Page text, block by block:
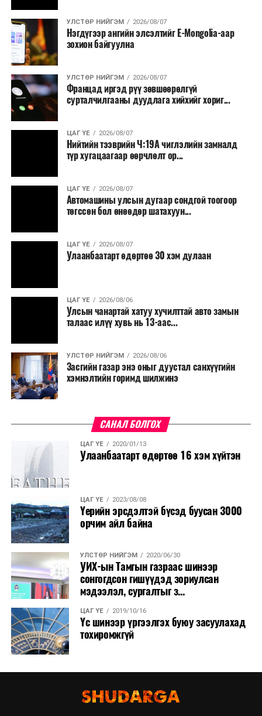
Хуулиар заавал мэдээлэхээс бусад кино,
контент, хэвлэлийн зардал;
Заавал олгохоос бусад тэтгэмж, урамшуулал.
Санхүүгийн хэмнэлтийн горимыг 2026 оны
арванхоёрдугаар сарын 31 хүртэл мөрдөнө. Харин
эрүүл мэндийн салбар уг хэмнэлтийн горимд
хамрагдахгүй бөгөөд цэцэрлэг, сургуулийн хүүхдийн
эрт илрүүлэг, вакцинжуулалт, томуу, томуу төст
өвчний эсрэг арга хэмжээ зэрэг зайлшгүй
үргэлжилнэ гэж Ерөнхий сайд Н.Учрал онцоллоо.
Мөн бүх шатны төсвийн ерөнхийлөн захирагч нарт
салбар бүрдээ урсгал зардлыг 20 хувиар бууруулах,
нөхөн томилгоо хийхгүй байх, аялал, амралт, зугаалга,
хамт олны урлаг, спортын арга хэмжээг зохион
байгуулахгүй байх, төрийн албанд шинэ орон тоо бий
сургалтыг цахим хэлбэрт шилжүүлэх, төрийн албан
хаагчдыг зарим өдрүүдэд цахимаар ажиллуулах арга
хэмжээг үргэлжлүүлэхийг үүрэг болголоо.
Төсвийн сахилга бат сайжирч, эдийн засгийн нөхцөл
байдал хэвийн болсон тохиолдолд эдгээр
хязгаарлалтыг үе шаттайгаар сулруулах юм.
УЛСТӨР НИЙГЭМ 2026/08/07
Нэгдүгээр ангийн элсэлтийг E-Mongolia-аар
зохион байгуулна
УЛСТӨР НИЙГЭМ 2026/08/07
Францад иргэд рүү зөвшөөрөлгүй
сурталчилгааны дуудлага хийхийг хориг...
ЦАГ ҮЕ 2026/08/07
Нийтийн тээврийн Ч:19А чиглэлийн замналд
түр хугацаагаар өөрчлөлт ор...
ЦАГ ҮЕ 2026/08/07
Автомашины улсын дугаар сондгой тоогоор
төгссөн бол өнөөдөр шатахуун...
ЦАГ ҮЕ 2026/08/07
Улаанбаатарт өдөртөө 30 хэм дулаан
ЦАГ ҮЕ 2026/08/06
Улсын чанартай хатуу хучилттай авто замын
талаас илүү хувь нь 13-аас...
УЛСТӨР НИЙГЭМ 2026/08/06
Засгийн газар энэ оныг дуустал санхүүгийн
хэмнэлтийн горимд шилжинэ
САНАЛ БОЛГОХ
ЦАГ ҮЕ 2020/01/13
Улаанбаатарт өдөртөө 16 хэм хүйтэн
ЦАГ ҮЕ 2023/08/08
Үерийн эрсдэлтэй бүсэд буусан 3000
орчим айл байна
УЛСТӨР НИЙГЭМ 2020/06/30
УИХ-ын Тамгын газраас шинээр
сонгогдсон гишүүдэд зориулсан
мэдээлэл, сургалтыг з...
ЦАГ ҮЕ 2019/10/16
Үс шинээр үргээлгэх буюу засуулахад
тохиромжгүй